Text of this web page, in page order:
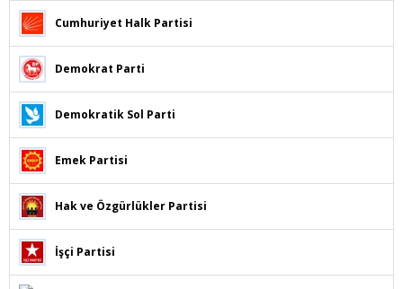
Cumhuriyet Halk Partisi
Demokrat Parti
Demokratik Sol Parti
Emek Partisi
Hak ve Özgürlükler Partisi
İşçi Partisi